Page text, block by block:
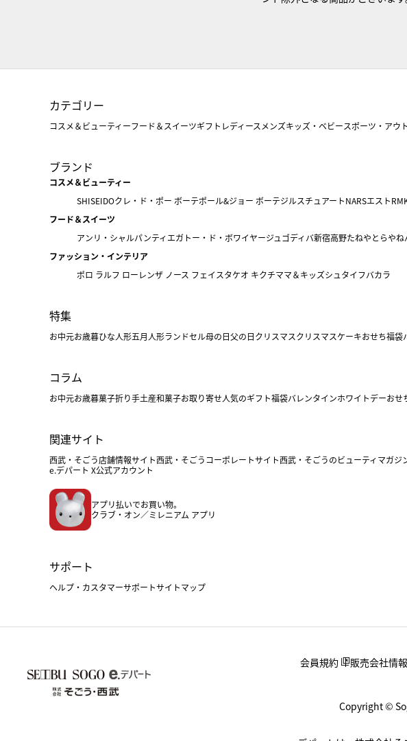
カテゴリー
コスメ＆ビューティーフード＆スイーツギフト レディース メンズキッズ・ベビースポーツ・アウ
ブランド
コスメ＆ビューティー
SHISEIDOクレ・ド・ポー ボーテポール&ジョー ボーテジルスチュアートNARSエスト
フード＆スイーツ
アンリ・シャルパンティエガトー・ド・ボワイヤージュ ゴディバ新宿高野たねやとらやね
ファッション・インテリア
ポロ ラルフ ローレンザ ノース フェイスタケオ キクチママ＆キッズシュタイフバカラ
特集
お中元お歳暮ひな人形五月人形ランドセル母の日父の日クリスマスクリスマスケーキおせち福袋
コラム
お中元お歳暮菓子折り手土産和菓子お取り寄せ人気のギフト福袋バレンタインホワイトデーおせ
関連サイト
西武・そごう店舗情報サイト西武・そごうコーポレートサイト西武・そごうのビューティマガジ
e.デパート X公式アカウント
アプリ払いでお買い物。
クラブ・オン／ミレニアム アプリ
サポート
ヘルプ・カスタマーサポートサイトマップ
会員規約 販売会社情報
Copyright ©